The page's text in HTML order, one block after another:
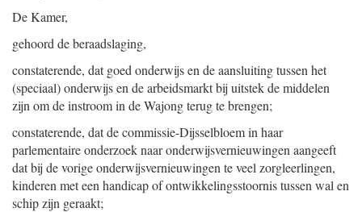
De Kamer,
gehoord de beraadslaging,
constaterende, dat goed onderwijs en de aansluiting tussen het
(speciaal) onderwijs en de arbeidsmarkt bij uitstek de middelen
zijn om de instroom in de Wajong terug te brengen;
constaterende, dat de commissie-Dijsselbloem in haar
parlementaire onderzoek naar onderwijsvernieuwingen aangeeft
dat bij de vorige onderwijsvernieuwingen te veel zorgleerlingen,
kinderen met een handicap of ontwikkelingsstoornis tussen wal en
schip zijn geraakt;